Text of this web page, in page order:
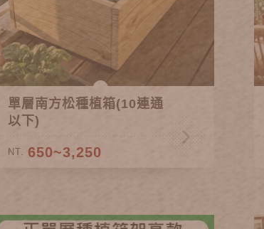
單層南方松種植箱(10連通
以下)
NT. 650~3,250